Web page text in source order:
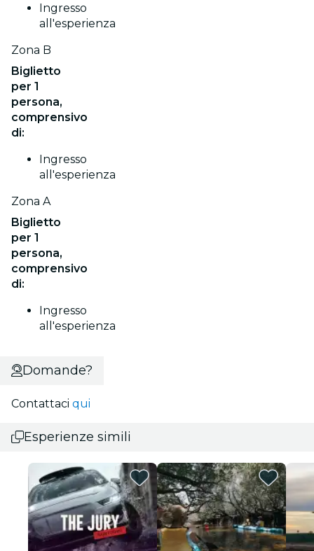
Ingresso
all'esperienza
Zona B
Biglietto
per 1
persona,
comprensivo
di:
Ingresso
all'esperienza
Zona A
Biglietto
per 1
persona,
comprensivo
di:
Ingresso
all'esperienza
Domande?
Contattaci qui
Esperienze simili